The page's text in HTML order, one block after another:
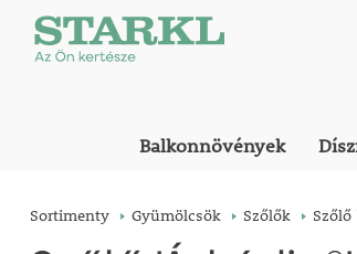
Balkonnövények
Sortimenty Gyümölcsök Szőlők Szőlő